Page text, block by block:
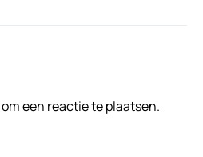
om een reactie te plaatsen.